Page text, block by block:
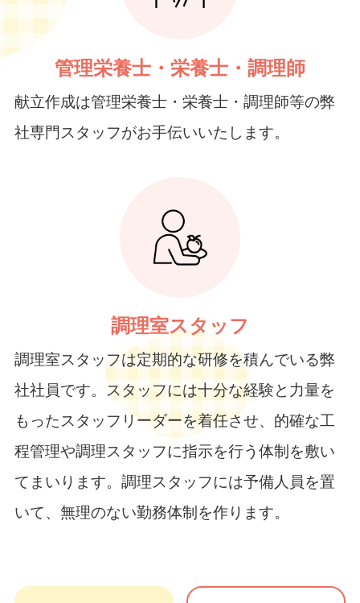
管理栄養士・栄養士・調理師
献立作成は管理栄養士・栄養士・調理師等の弊
社専門スタッフがお手伝いいたします。
調理室スタッフ
調理室スタッフは定期的な研修を積んでいる弊
社社員です。スタッフには十分な経験と力量を
もったスタッフリーダーを着任させ、的確な工
程管理や調理スタッフに指示を行う体制を敷い
てまいります。調理スタッフには予備人員を置
いて、無理のない勤務体制を作ります。